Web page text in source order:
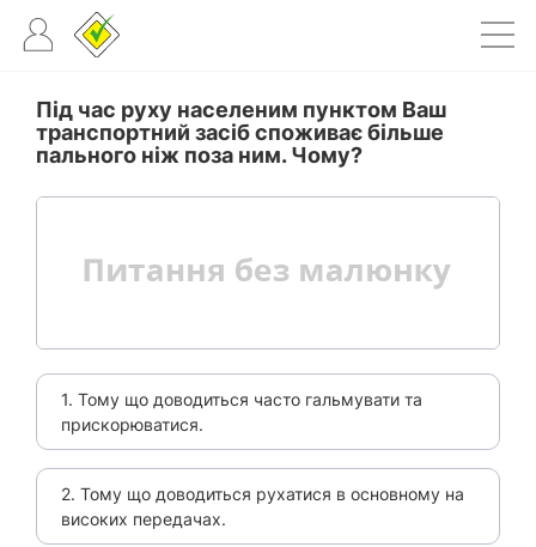
Під час руху населеним пунктом Ваш
транспортний засіб споживає більше
пального ніж поза ним. Чому?
1. Тому що доводиться часто гальмувати та
прискорюватися.
2. Тому що доводиться рухатися в основному на
високих передачах.